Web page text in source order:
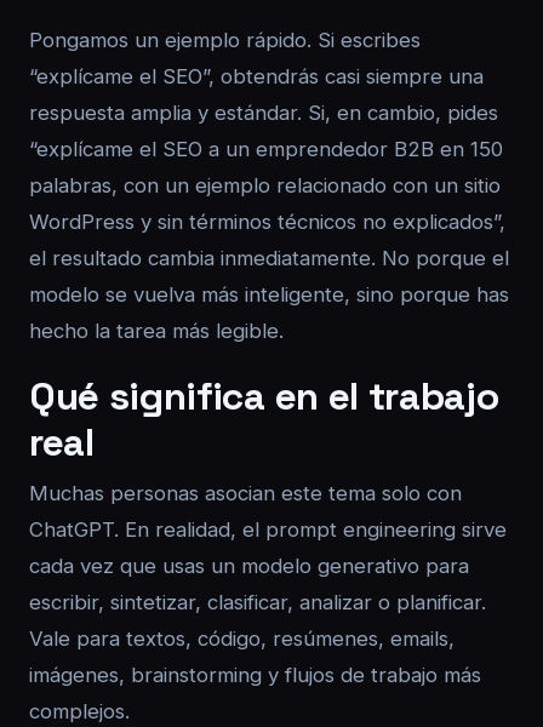
Pongamos un ejemplo rápido. Si escribes
“explícame el SEO”, obtendrás casi siempre una
respuesta amplia y estándar. Si, en cambio, pides
“explícame el SEO a un emprendedor B2B en 150
palabras, con un ejemplo relacionado con un sitio
WordPress y sin términos técnicos no explicados”,
el resultado cambia inmediatamente. No porque el
modelo se vuelva más inteligente, sino porque has
hecho la tarea más legible.
Qué significa en el trabajo
real
Muchas personas asocian este tema solo con
ChatGPT. En realidad, el prompt engineering sirve
cada vez que usas un modelo generativo para
escribir, sintetizar, clasificar, analizar o planificar.
Vale para textos, código, resúmenes, emails,
imágenes, brainstorming y flujos de trabajo más
complejos.